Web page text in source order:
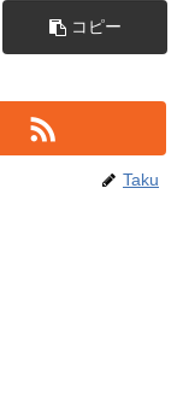
コピー
Taku